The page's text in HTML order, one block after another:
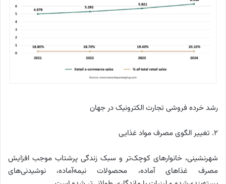
رشد خرده فروشی تجارت الکترونیک در جهان
۲. تغییر الگوی مصرف مواد غذایی
شهرنشینی، خانوارهای کوچک‌تر و سبک زندگی پرشتاب موجب افزایش
مصرف غذاهای آماده، محصولات نیمه‌آماده، نوشیدنی‌های